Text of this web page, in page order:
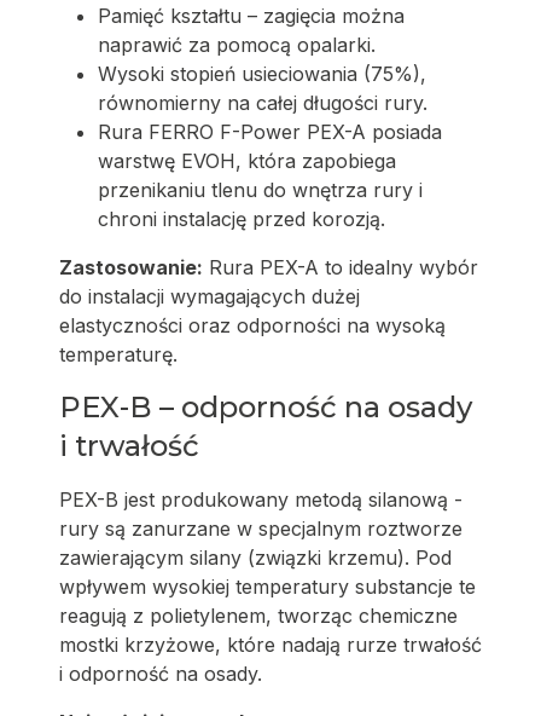
Pamięć kształtu – zagięcia można
naprawić za pomocą opalarki.
Wysoki stopień usieciowania (75%),
równomierny na całej długości rury.
Rura FERRO F-Power PEX-A posiada
warstwę EVOH, która zapobiega
przenikaniu tlenu do wnętrza rury i
chroni instalację przed korozją.
Zastosowanie: Rura PEX-A to idealny wybór
do instalacji wymagających dużej
elastyczności oraz odporności na wysoką
temperaturę.
PEX-B – odporność na osady
i trwałość
PEX-B jest produkowany metodą silanową -
rury są zanurzane w specjalnym roztworze
zawierającym silany (związki krzemu). Pod
wpływem wysokiej temperatury substancje te
reagują z polietylenem, tworząc chemiczne
mostki krzyżowe, które nadają rurze trwałość
i odporność na osady.